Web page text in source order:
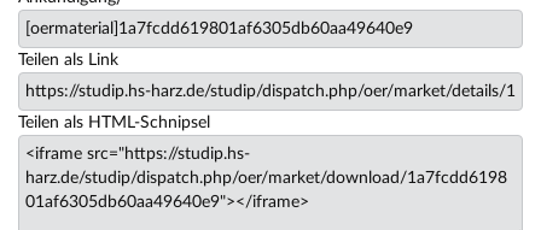
Teilen als Link
Teilen als HTML-Schnipsel